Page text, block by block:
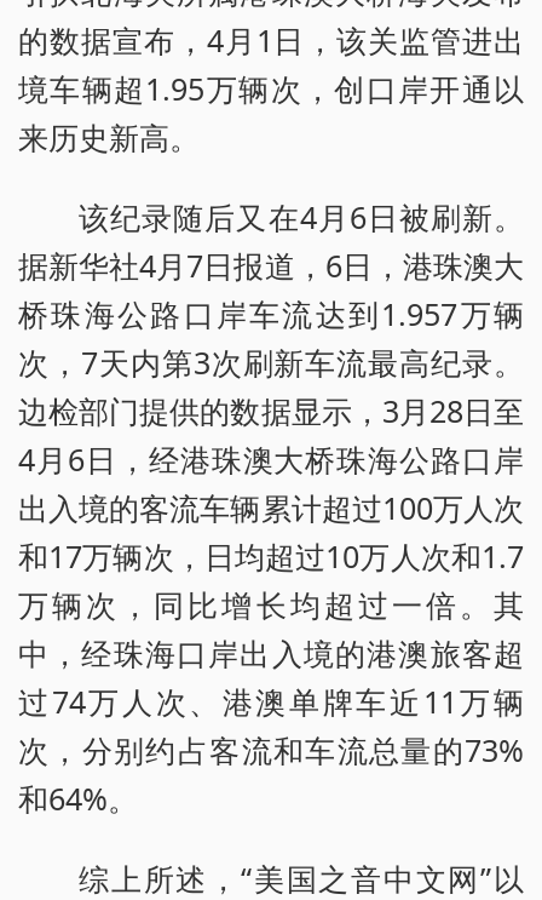
的数据宣布，4月1日，该关监管进出
境车辆超1.95万辆次，创口岸开通以
来历史新高。
该纪录随后又在4月6日被刷新。
据新华社4月7日报道，6日，港珠澳大
桥珠海公路口岸车流达到1.957万辆
次，7天内第3次刷新车流最高纪录。
边检部门提供的数据显示，3月28日至
4月6日，经港珠澳大桥珠海公路口岸
出入境的客流车辆累计超过100万人次
和17万辆次，日均超过10万人次和1.7
万辆次，同比增长均超过一倍。其
中，经珠海口岸出入境的港澳旅客超
过74万人次、港澳单牌车近11万辆
次，分别约占客流和车流总量的73%
和64%。
综上所述，“美国之音中文网”以